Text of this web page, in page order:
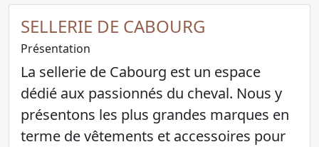
SELLERIE DE CABOURG
Présentation
La sellerie de Cabourg est un espace
dédié aux passionnés du cheval. Nous y
présentons les plus grandes marques en
terme de vêtements et accessoires pour